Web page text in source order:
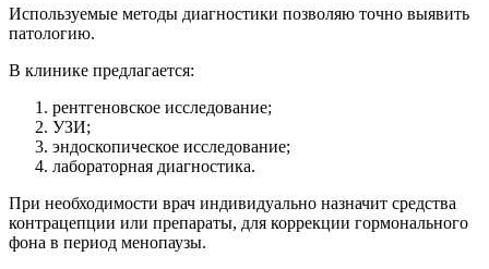
Используемые методы диагностики позволяю точно выявить
патологию.
В клинике предлагается:
рентгеновское исследование;
УЗИ;
эндоскопическое исследование;
лабораторная диагностика.
При необходимости врач индивидуально назначит средства
контрацепции или препараты, для коррекции гормонального
фона в период менопаузы.